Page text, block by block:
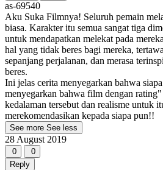
as-69540
Aku Suka Filmnya! Seluruh pemain
biasa. Karakter itu semua sangat tiga
untuk mendapatkan melekat pada
hal yang tidak beres bagi mereka,
sepanjang perjalanan, dan merasa
beres.
Ini jelas cerita menyegarkan bahwa
menyegarkan bahwa film dengan
kedalaman tersebut dan realisme untuk
merekomendasikan kepada siapa pun!!
See more See less
28 August 2019
0
0
Reply